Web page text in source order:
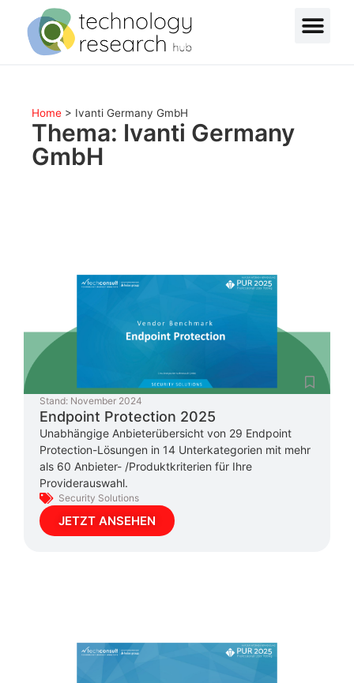
Home > Ivanti Germany GmbH
Thema: Ivanti Germany
GmbH
Stand: November 2024
Endpoint Protection 2025
Unabhängige Anbieterübersicht von 29 Endpoint
Protection-Lösungen in 14 Unterkategorien mit mehr
als 60 Anbieter- /Produktkriterien für Ihre
Providerauswahl.
Security Solutions
JETZT ANSEHEN